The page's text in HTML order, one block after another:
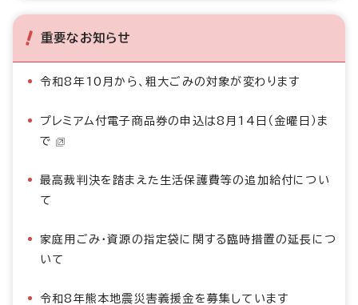
重要なお知らせ
令和8年10月から、粗大ごみの対象が変わります
プレミアム付電子商品券の申込は8月14日（金曜日）ま
で
最高裁判決を踏まえた生活保護費等の追加給付につい
て
家庭用ごみ・資源の指定袋に関する臨時措置の延長につ
いて
令和8年熊本地震災害義援金を募集しています